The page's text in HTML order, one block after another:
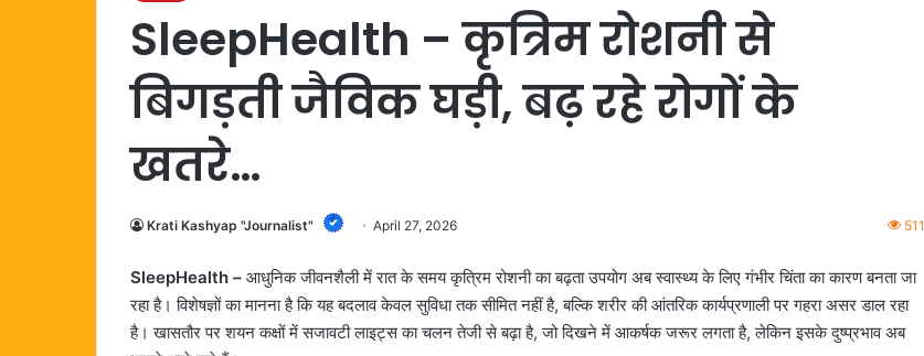
SleepHealth – कृत्रिम रोशनी से
बिगड़ती जैविक घड़ी, बढ़ रहे रोगों के
खतरे…
Krati Kashyap "Journalist" April 27, 2026 511
SleepHealth – आधुनिक जीवनशैली में रात के समय कृत्रिम रोशनी का बढ़ता उपयोग अब स्वास्थ्य के लिए गंभीर चिंता का कारण बनता जा
रहा है। विशेषज्ञों का मानना है कि यह बदलाव केवल सुविधा तक सीमित नहीं है, बल्कि शरीर की आंतरिक कार्यप्रणाली पर गहरा असर डाल रहा
है। खासतौर पर शयन कक्षों में सजावटी लाइट्स का चलन तेजी से बढ़ा है, जो दिखने में आकर्षक जरूर लगता है, लेकिन इसके दुष्प्रभाव अब